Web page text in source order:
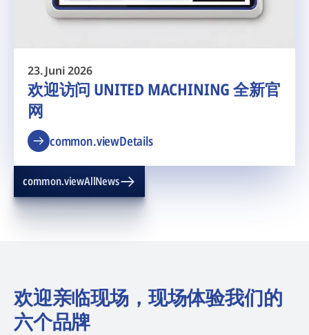
23. Juni 2026
欢迎访问 UNITED MACHINING 全新官
网
common.viewDetails
common.viewAllNews
欢迎亲临现场，现场体验我们的
六个品牌